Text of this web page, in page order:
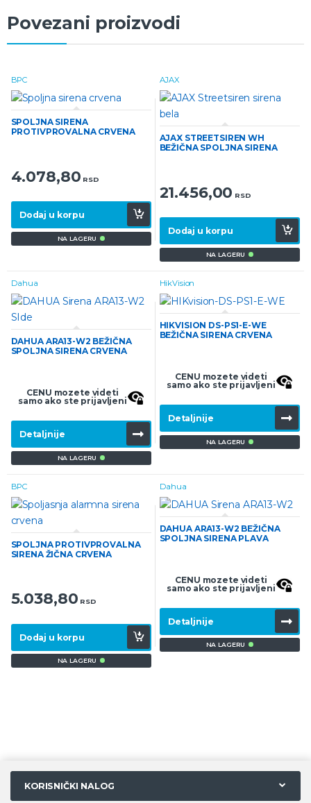
Povezani proizvodi
BPC
SPOLJNA SIRENA
PROTIVPROVALNA CRVENA
4.078,80 RSD
Dodaj u korpu
NA LAGERU
AJAX
AJAX STREETSIREN WH
BEŽIČNA SPOLJNA SIRENA
21.456,00 RSD
Dodaj u korpu
NA LAGERU
Dahua
DAHUA ARA13-W2 BEŽIČNA
SPOLJNA SIRENA CRVENA
CENU mozete videti
samo ako ste prijavljeni
Detaljnije
NA LAGERU
HikVision
HIKVISION DS-PS1-E-WE
BEŽIČNA SIRENA CRVENA
CENU mozete videti
samo ako ste prijavljeni
Detaljnije
NA LAGERU
BPC
SPOLJNA PROTIVPROVALNA
SIRENA ŽIČNA CRVENA
5.038,80 RSD
Dodaj u korpu
NA LAGERU
Dahua
DAHUA ARA13-W2 BEŽIČNA
SPOLJNA SIRENA PLAVA
CENU mozete videti
samo ako ste prijavljeni
Detaljnije
NA LAGERU
KORISNIČKI NALOG